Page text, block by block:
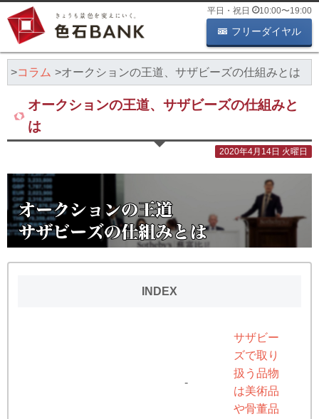
平日・祝日 10:00〜19:00
フリーダイヤル
コラム オークションの王道、サザビーズの仕組みとは
オークションの王道、サザビーズの仕組みと
は
2020年4月14日 火曜日
INDEX
-
サザビー
ズで取り
扱う品物
は美術品
や骨董品